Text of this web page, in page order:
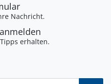
Nachricht.
erhalten.